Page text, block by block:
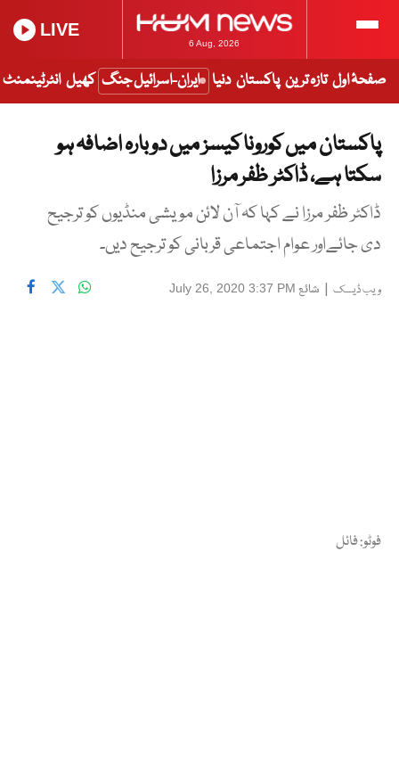
6 Aug, 2026
LIVE
صفحۂ اول تازہ ترین پاکستان دنیا ایران-اسرائیل جنگ کھیل انٹرٹینمنٹ
پاکستان میں کورونا کیسز میں دوبارہ اضافہ ہو
سکتا ہے، ڈاکٹر ظفر مرزا
ڈاکٹر ظفر مرزا نے کہا کہ آن لائن مویشی منڈیوں کو ترجیح
دی جائےاور عوام اجتماعی قربانی کو ترجیح دیں۔
ویب ڈیسک | شائع July 26, 2020 3:37 PM
فوٹو: فائل